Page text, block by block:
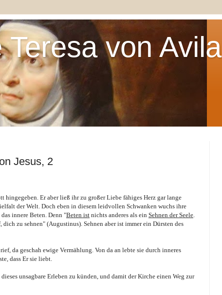
von Avila
Jesus, 2
hingegeben. Er aber ließ ihr zu großer Liebe fähiges Herz gar lange
der Welt. Doch eben in diesem leidvollen Schwanken wuchs ihre
innere Beten. Denn "Beten ist nichts anderes als ein Sehnen der Seele
zu sehnen" (Augustinus). Sehnen aber ist immer ein Dürsten des
da geschah ewige Vermählung. Von da an lebte sie durch inneres
dass Er sie liebt.
unsagbare Erleben zu künden, und damit der Kirche einen Weg zur